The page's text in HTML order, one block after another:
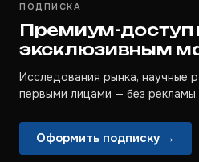
ПОДПИСКА
Премиум-доступ
эксклюзивным
Исследования рынка, научные
первыми лицами — без рекламы.
Оформить подписку →